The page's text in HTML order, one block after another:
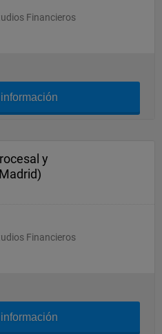
Financieros
y
Financieros